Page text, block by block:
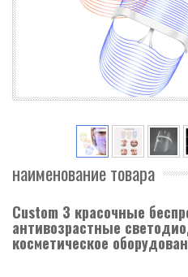
наименование товара
Custom 3 красочные
антивозрастные
косметическое